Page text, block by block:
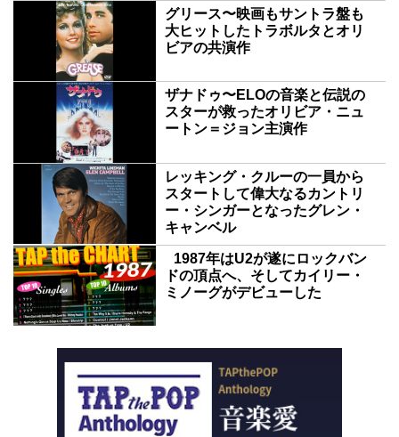
グリース〜映画もサントラ盤も
大ヒットしたトラボルタとオリ
ビアの共演作
ザナドゥ〜ELOの音楽と伝説の
スターが救ったオリビア・ニュ
ートン＝ジョン主演作
レッキング・クルーの一員から
スタートして偉大なるカントリ
ー・シンガーとなったグレン・
キャンベル
1987年はU2が遂にロックバン
ドの頂点へ、そしてカイリー・
ミノーグがデビューした